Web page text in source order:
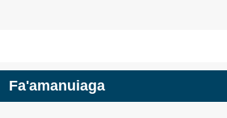
Fa'amanuiaga